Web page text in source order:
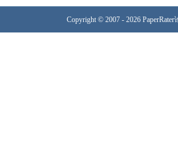
Copyright © 2007 - 2026